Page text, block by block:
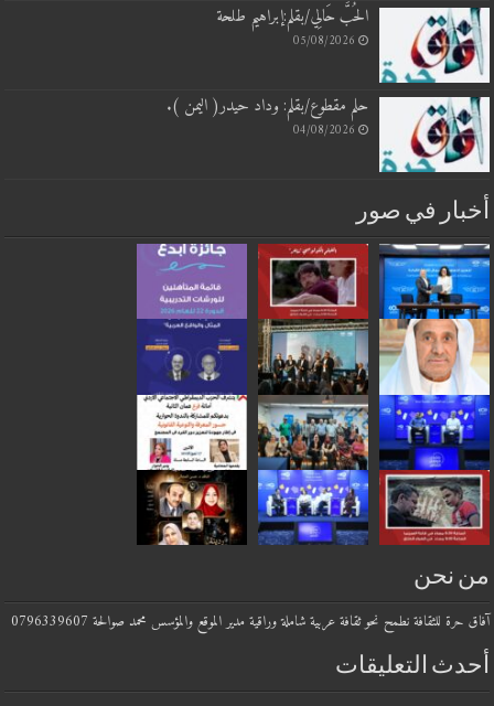
الحُبَّ حَالِي/بقلم:إبراهيم طلحة
05/08/2026
حلم مقطوع/بقلم: وداد حيدر( اليمن ).
04/08/2026
أخبار في صور
من نحن
آفاق حرة للثقافة نطمح نحو ثقافة عربية شاملة وراقية مدير الموقع والمؤسس محمد صوالحة 0796339607
أحدث التعليقات